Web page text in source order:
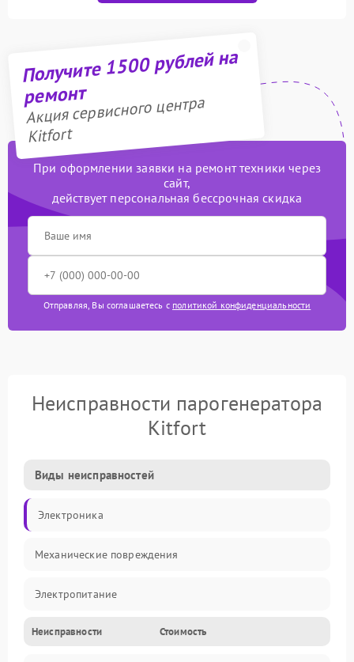
Получите 1500 рублей на
ремонт
Акция сервисного центра
Kitfort
При оформлении заявки на ремонт техники через
сайт,
действует персональная бессрочная скидка
Отправляя, Вы соглашаетесь с политикой конфиденциальности
Неисправности парогенератора
Kitfort
Виды неисправностей
Электроника
Механические повреждения
Электропитание
Парообразование
Неисправности Стоимость